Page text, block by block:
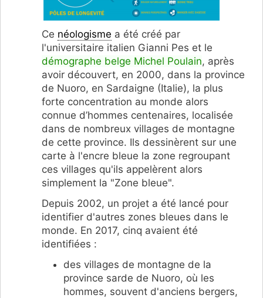
Ce néologisme a été créé par
l'universitaire italien Gianni Pes et le
démographe belge Michel Poulain, après
avoir découvert, en 2000, dans la province
de Nuoro, en Sardaigne (Italie), la plus
forte concentration au monde alors
connue d’hommes centenaires, localisée
dans de nombreux villages de montagne
de cette province. Ils dessinèrent sur une
carte à l'encre bleue la zone regroupant
ces villages qu'ils appelèrent alors
simplement la "Zone bleue".
Depuis 2002, un projet a été lancé pour
identifier d'autres zones bleues dans le
monde. En 2017, cinq avaient été
identifiées :
des villages de montagne de la
province sarde de Nuoro, où les
hommes, souvent d'anciens bergers,